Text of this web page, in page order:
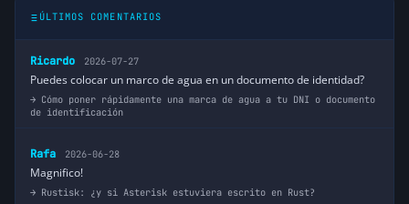
ÚLTIMOS COMENTARIOS
Ricardo 2026-07-27
Puedes colocar un marco de agua en un documento de identidad?
Cómo poner rápidamente una marca de agua a tu DNI o documento
de identificación
Rafa 2026-06-28
Magnifico!
Rustisk: ¿y si Asterisk estuviera escrito en Rust?